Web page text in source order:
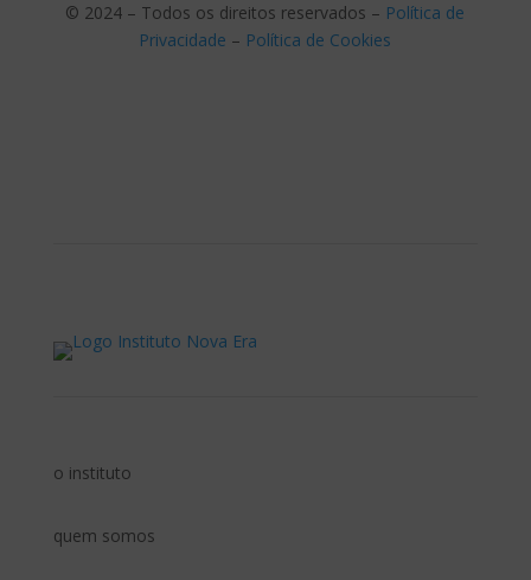
© 2024 – Todos os direitos reservados – Política de
Privacidade – Política de Cookies
o instituto
quem somos